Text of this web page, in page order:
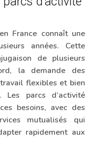
France connaît une
années. Cette
de plusieurs
la demande des
flexibles et bien
Les parcs d’activité
besoins, avec des
mutualisés qui
rapidement aux